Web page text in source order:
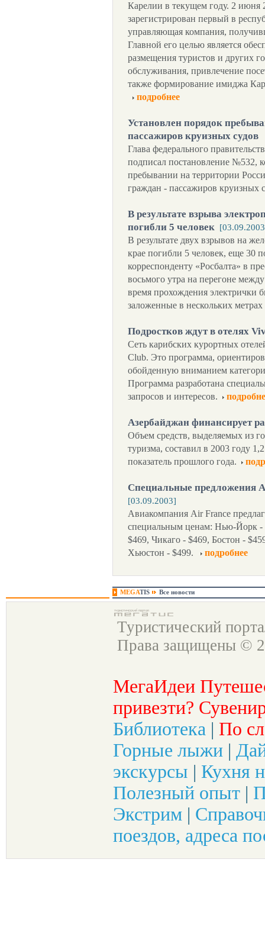
Карелии в текущем году. 2 июня
зарегистрирован первый в
управляющая компания,
Главной его целью является
размещения туристов и других
обслуживания, привлечение
также формирование имиджа
подробнее
Установлен порядок
пассажиров круизных судов
Глава федерального
подписал постановление №532,
пребывании на территории
граждан - пассажиров круизных
В результате взрыва
погибли 5 человек
В результате двух взрывов на
крае погибли 5 человек, еще 30
корреспонденту «Росбалта» в
восьмого утра на перегоне
время прохождения электрички
заложенные в нескольких метрах
Подростков ждут в отелях
Сеть карибских курортных
Club. Это программа,
обойденную вниманием
Программа разработана
запросов и интересов.
Азербайджан финансирует
Объем средств, выделяемых из
туризма, составил в 2003 году
показатель прошлого года.
Специальные предложения
[03.09.2003]
Авиакомпания Air France
специальным ценам: Нью-Йорк -
$469, Чикаго - $469, Бостон -
Хьюстон - $499.
подробнее
MEGATIS Все новости
Туристический
Права защищены ©
МегаИдеи
привезти?
Библиотека | По
Горные лыжи |
экскурсы | Кухня
Полезный опыт |
Экстрим |
поездов, адреса